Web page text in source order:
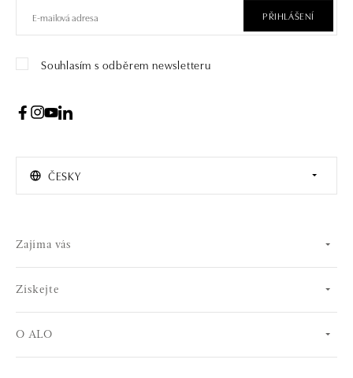
PŘIHLÁŠENÍ
Souhlasím s odběrem newsletteru
ČESKY
Zajíma vás
Získejte
O ALO